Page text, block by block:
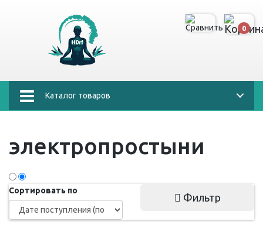
0
Каталог товаров
электропростыни
Сортировать по
Фильтр